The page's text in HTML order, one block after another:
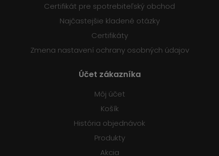
Certifikát pre spotrebiteľský obchod
Najčastejšie kladené otázky
Certifikáty
Zmena nastavení ochrany osobných údajov
Účet zákazníka
Môj účet
Košík
História objednávok
Produkty
Akcia